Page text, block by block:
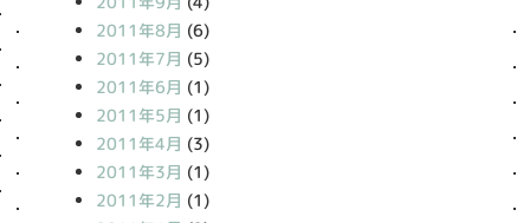
2011年8月 (6)
2011年7月 (5)
2011年6月 (1)
2011年5月 (1)
2011年4月 (3)
2011年3月 (1)
2011年2月 (1)